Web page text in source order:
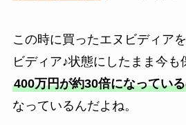
この時に買ったエヌビディア
ビディア♪状態にしたまま今も
400万円が約30倍になってい
なっているんだよね。